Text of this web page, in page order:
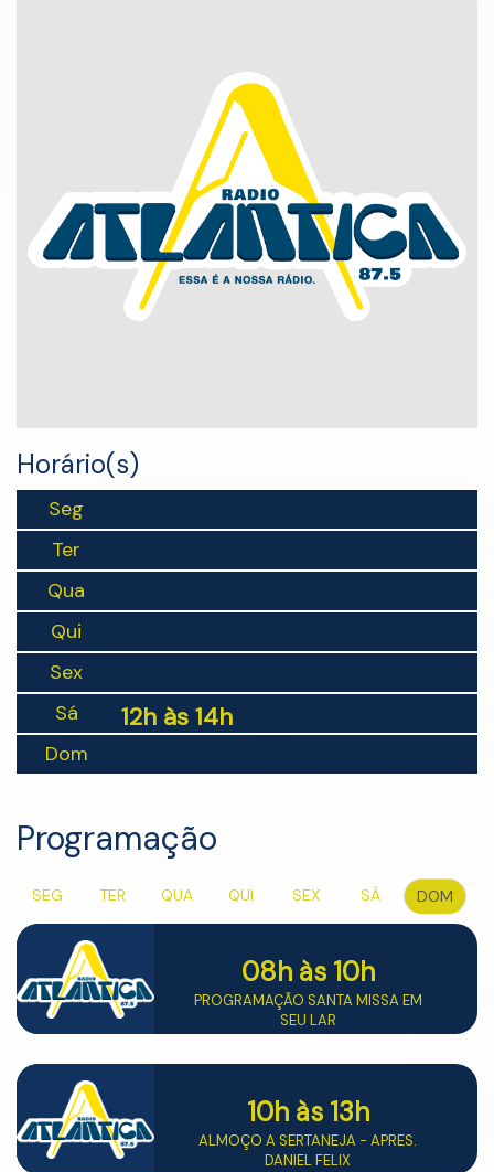
Horário(s)
Seg
Ter
Qua
Qui
Sex
Sá
12h às 14h
Dom
Programação
SEG TER QUA QUI SEX SÁ DOM
08hàs 10h
PROGRAMAÇÃO SANTA MISSA EM
SEU LAR
10hàs 13h
ALMOÇO A SERTANEJA - APRES.
DANIEL FELIX